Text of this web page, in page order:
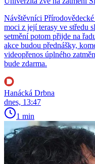
Návštěvníci
moci z její terasy ve středu
setmění potom přijde na
akce budou přednášky,
videopřenos úplného
bude zdarma.
Hanácká Drbna
dnes, 13:47
1 min